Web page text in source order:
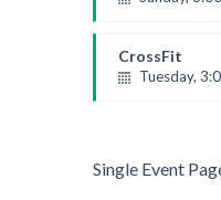
Kevin Nomak
CrossFit
Tuesday,
Single Event